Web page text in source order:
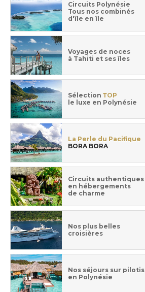
Circuits Polynésie
Tous nos combinés
d'île en île
Voyages de noces
à Tahiti et ses îles
Sélection TOP
le luxe en Polynésie
La Perle du Pacifique
BORA BORA
Circuits authentiques
en hébergements
de charme
Nos plus belles
croisières
Nos séjours sur pilotis
en Polynésie